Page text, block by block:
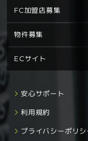
FC加盟店募集
物件募集
ECサイト
安心サポート
利用規約
プライバシーポリシ